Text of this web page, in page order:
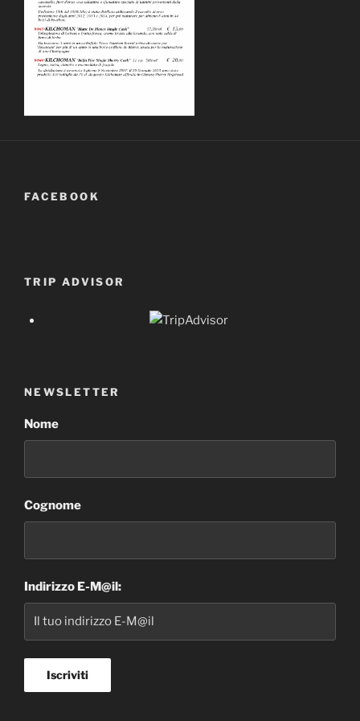
FACEBOOK
TRIP ADVISOR
NEWSLETTER
Nome
Cognome
Indirizzo E-M@il: